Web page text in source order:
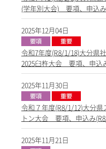
(学年別大会) 要項、申込
2025年12月04日
令和7年度(R8/1/18)大分県
2025臼杵大会 要項、申込
2025年11月30日
令和７年度(R8/1/12)大分
トン大会 要項、申込み
2025年11月21日